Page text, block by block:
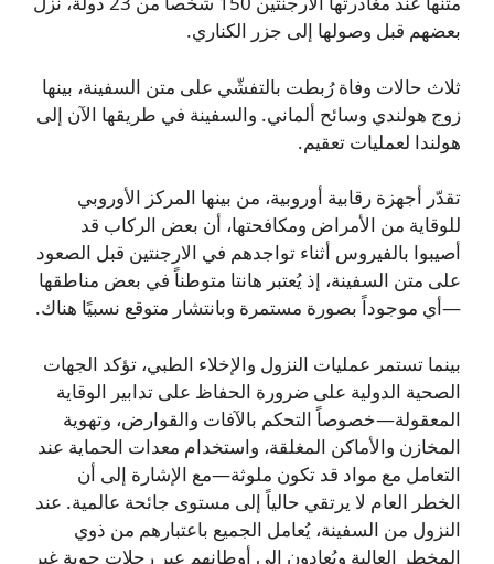
بعضهم قبل وصولها إلى جزر الكناري.
ثلاث حالات وفاة رُبطت بالتفشّي على متن السفينة، بينها
زوج هولندي وسائح ألماني. والسفينة في طريقها الآن إلى
هولندا لعمليات تعقيم.
تقدّر أجهزة رقابية أوروبية، من بينها المركز الأوروبي
للوقاية من الأمراض ومكافحتها، أن بعض الركاب قد
أصيبوا بالفيروس أثناء تواجدهم في الارجنتين قبل الصعود
على متن السفينة، إذ يُعتبر هانتا متوطناً في بعض مناطقها
—أي موجوداً بصورة مستمرة وبانتشار متوقع نسبيًا هناك.
بينما تستمر عمليات النزول والإخلاء الطبي، تؤكد الجهات
الصحية الدولية على ضرورة الحفاظ على تدابير الوقاية
المعقولة—خصوصاً التحكم بالآفات والقوارض، وتهوية
المخازن والأماكن المغلقة، واستخدام معدات الحماية عند
التعامل مع مواد قد تكون ملوثة—مع الإشارة إلى أن
الخطر العام لا يرتقي حالياً إلى مستوى جائحة عالمية. عند
النزول من السفينة، يُعامل الجميع باعتبارهم من ذوي
المخطر العالية ويُعادون إلى أوطانهم عبر رحلات جوية غير